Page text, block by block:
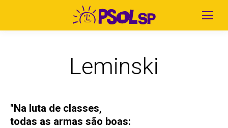
Leminski
"Na luta de classes,
todas as armas são boas: